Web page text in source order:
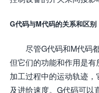
G代码与M代码的关系和区别
尽管G代码和M代码
但它们的功能和作用是
加工过程中的运动轨迹
及进给速度。G代码可以